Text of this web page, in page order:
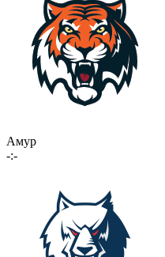
Амур
-:-